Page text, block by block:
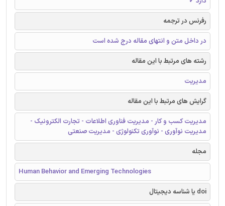
رفرنس در ترجمه
در داخل متن و انتهای مقاله درج شده است
رشته های مرتبط با این مقاله
مدیریت
گرایش های مرتبط با این مقاله
مدیریت کسب و کار - مدیریت فناوری اطلاعات - تجارت الکترونیک -
مدیریت نوآوری - نوآوری تکنولوژی - مدیریت صنعتی
مجله
Human Behavior and Emerging Technologies
doi یا شناسه دیجیتال